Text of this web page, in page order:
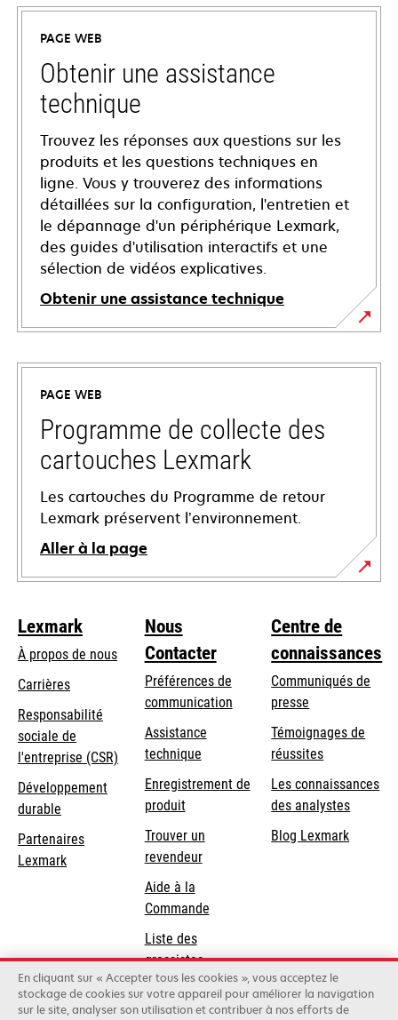
PAGE WEB
Obtenir une assistance
technique
Trouvez les réponses aux questions sur les
produits et les questions techniques en
ligne. Vous y trouverez des informations
détaillées sur la configuration, l'entretien et
le dépannage d'un périphérique Lexmark,
des guides d'utilisation interactifs et une
sélection de vidéos explicatives.
Obtenir une assistance technique
s’ouvre
dans
nouvel
onglet
PAGE WEB
Programme de collecte des
cartouches Lexmark
Les cartouches du Programme de retour
Lexmark préservent l’environnement.
Aller à la page
Lexmark
À propos de nous
Carrières
s’ouvre
dans
un
nouvel
onglet
Responsabilité
sociale de
l'entreprise (CSR) s’ouvre
onglet
Développement
durable
Partenaires
Lexmark
Nous
Contacter
Préférences de
communication
s’ouvre
dans
un
nouvel
onglet
Assistance
techniques’ouvre
un
onglet
Enregistrement de
produit
Trouver un
revendeur
Aide à la
Commande
Liste des
grossistes
Centre de
connaissances
Communiqués de
presse
Témoignages de
réussites
Les connaissances
des analystes
Blog Lexmark
Lexmark International, Inc., une entreprise Xerox
En cliquant sur « Accepter tous les cookies », vous acceptez le
stockage de cookies sur votre appareil pour améliorer la navigation
sur le site, analyser son utilisation et contribuer à nos efforts de